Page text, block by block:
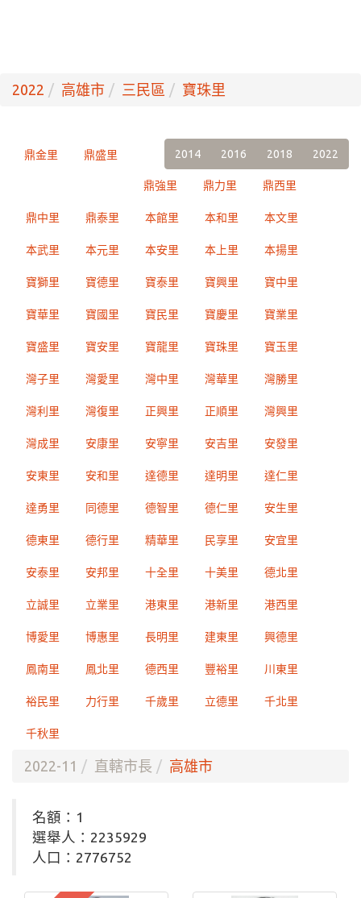
2022 高雄市 三民區 寶珠里
2014 2016 2018 2022
鼎金里 鼎盛里
鼎強里 鼎力里 鼎西里
鼎中里 鼎泰里 本館里 本和里 本文里
本武里 本元里 本安里 本上里 本揚里
寶獅里 寶德里 寶泰里 寶興里 寶中里
寶華里 寶國里 寶民里 寶慶里 寶業里
寶盛里 寶安里 寶龍里 寶珠里 寶玉里
灣子里 灣愛里 灣中里 灣華里 灣勝里
灣利里 灣復里 正興里 正順里 灣興里
灣成里 安康里 安寧里 安吉里 安發里
安東里 安和里 達德里 達明里 達仁里
達勇里 同德里 德智里 德仁里 安生里
德東里 德行里 精華里 民享里 安宜里
安泰里 安邦里 十全里 十美里 德北里
立誠里 立業里 港東里 港新里 港西里
博愛里 博惠里 長明里 建東里 興德里
鳳南里 鳳北里 德西里 豐裕里 川東里
裕民里 力行里 千歲里 立德里 千北里
千秋里
2022-11 直轄市長 高雄市
名額：1
選舉人：2235929
人口：2776752